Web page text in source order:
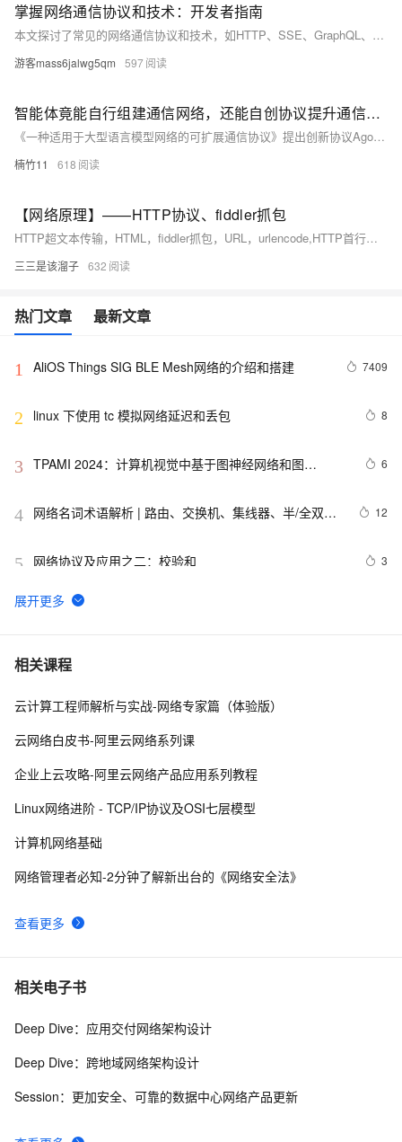
掌握网络通信协议和技术：开发者指南
本文探讨了常见的网络通信协议和技术，如HTTP、SSE、GraphQL、TCP、WebSocket和Socket.IO，分析了它们的功能、优劣势及适用场景。开发者需根据应用需求选择合适的协议，以构建高效、可扩展的应用程序。同时，测试与调试工具（如Apipost）能助力开发者在不同网络环境下优化性能，提升用户体验。掌握这些协议是现代软件开发者的必备技能，对项目成功至关重要。
游客mass6jalwg5qm 597
智能体竟能自行组建通信网络，还能自创协议提升通信效率
《一种适用于大型语言模型网络的可扩展通信协议》提出创新协议Agora，解决多智能体系统中的“通信三难困境”，即异构性、通用性和成本问题。Agora通过标准协议、结构化数据和自然语言三种通信格式，实现高效协作，支持复杂任务自动化。演示场景显示其在预订服务和天气预报等应用中的优越性能。论文地址：https://arxiv.org/pdf/2410.11905。
楠竹11 618
【网络原理】——HTTP协议、fiddler抓包
HTTP超文本传输，HTML，fiddler抓包，URL，urlencode,HTTP首行方法，GET方法，POST方法
三三是该溜子 632
热门文章 最新文章
1 AliOS Things SIG BLE Mesh网络的介绍和搭建 7409
2 linux 下使用 tc 模拟网络延迟和丢包 8
3 TPAMI 2024：计算机视觉中基于图神经网络和图
6
4 网络名词术语解析 | 路由、交换机、集线器、半/全双
12
5 网络协议及应用之二：校验和 3
6 浅谈网络攻击追踪溯源
7 VMware的网络配置---bridge，nat和hosts详解（一）
8 【学习记录】《DeepLearning.ai》第十课：卷积神经网
10 27、深入理解计算机系统笔记，网络编程
相关课程
查看更多
云计算工程师解析与实战-网络专家篇（体验版）
云网络白皮书-阿里云网络系列课
企业上云攻略-阿里云网络产品应用系列教程
Linux网络进阶 - TCP/IP协议及OSI七层模型
计算机网络基础
网络管理者必知-2分钟了解新出台的《网络安全法》
相关电子书
Deep Dive：应用交付网络架构设计
Deep Dive：跨地域网络架构设计
Session：更加安全、可靠的数据中心网络产品更新